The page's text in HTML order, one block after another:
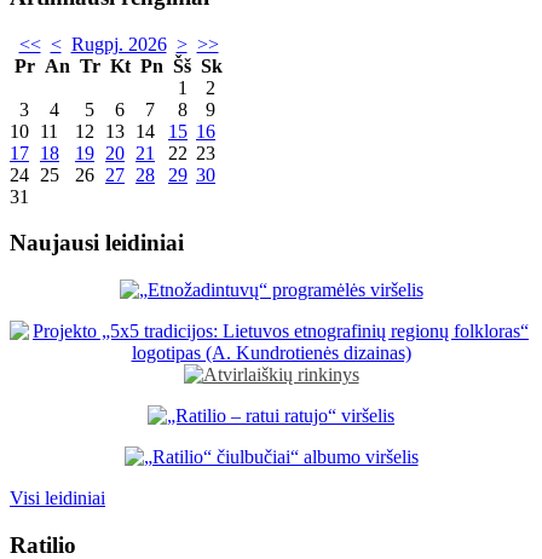
<< < Rugpj. 2026 > >>
Pr An Tr Kt Pn Šš Sk
1
2
3
4 5 6 7 8
9
10 11 12 13 14 15 16
17 18 19 20 21 22 23
24 25 26 27 28 29 30
31
Naujausi leidiniai
Visi leidiniai
Ratilio